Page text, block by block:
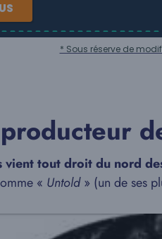
* Sous réserve de
tout droit du nord
« Untold» (un de ses